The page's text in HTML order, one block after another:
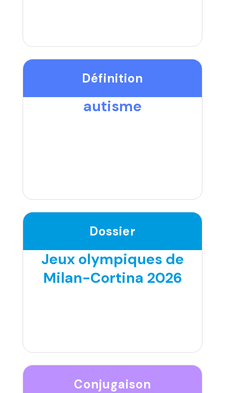
Définition
autisme
Dossier
Jeux olympiques de
Milan-Cortina 2026
Conjugaison